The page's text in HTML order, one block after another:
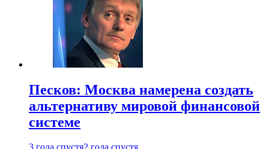
Песков: Москва намерена создать
альтернативу мировой финансовой
системе